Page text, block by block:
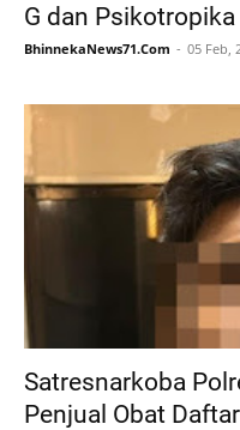
G dan Psikotropika
BhinnekaNews71.Com 05 Feb,
Satresnarkoba
Penjual Obat